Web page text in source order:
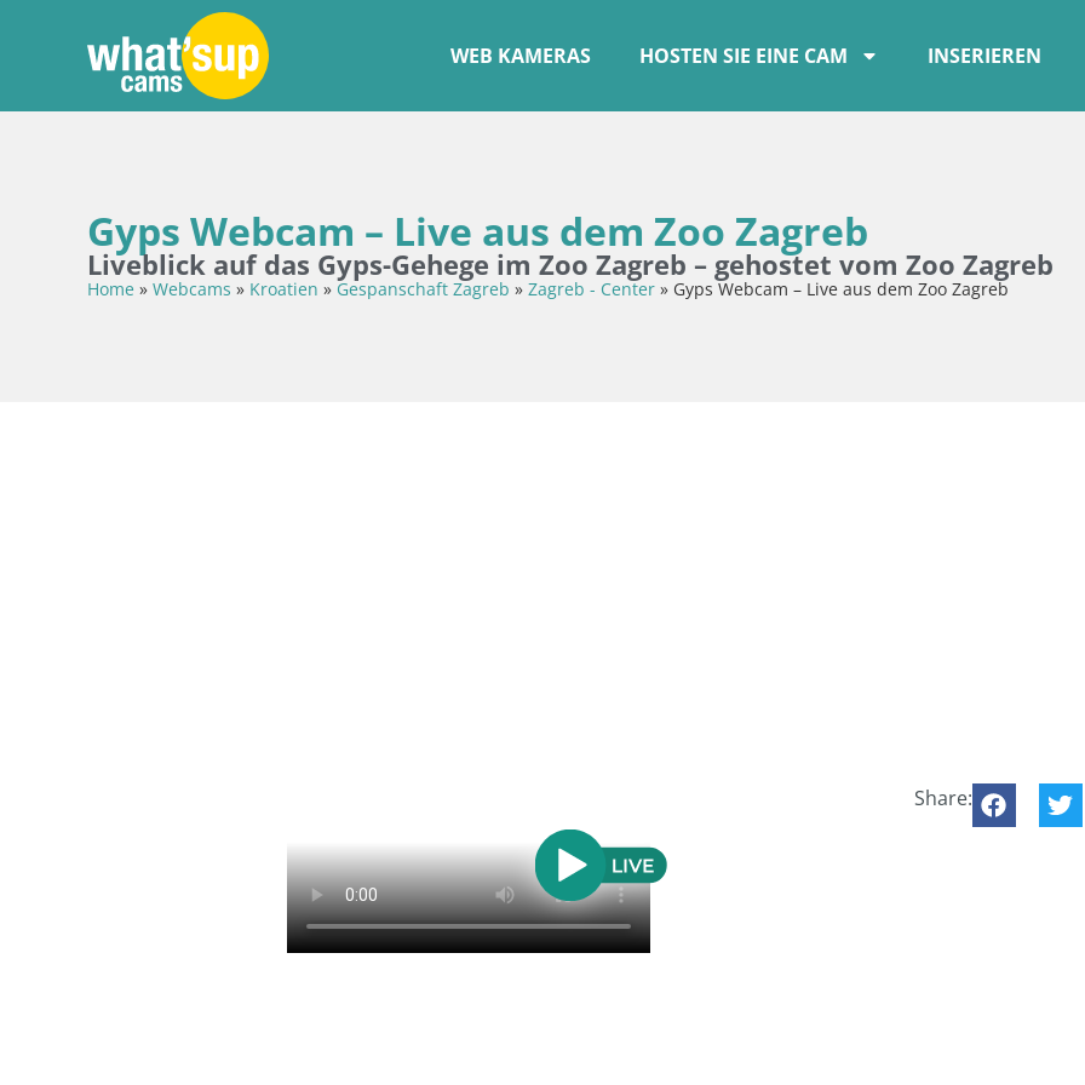
WEB KAMERAS HOSTEN SIE EINE CAM INSERIEREN
Gyps Webcam – Live aus dem Zoo Zagreb
Liveblick auf das Gyps-Gehege im Zoo Zagreb – gehostet vom Zoo Zagreb
Home » Webcams » Kroatien » Gespanschaft Zagreb » Zagreb - Center » Gyps Webcam – Live aus dem Zoo Zagreb
Share: